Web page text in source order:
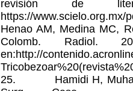
revisión de
https://www.scielo.org.mx/
Henao AM, Medina MC,
Colomb. Radiol.
en:http://
25.
Hamidi H,